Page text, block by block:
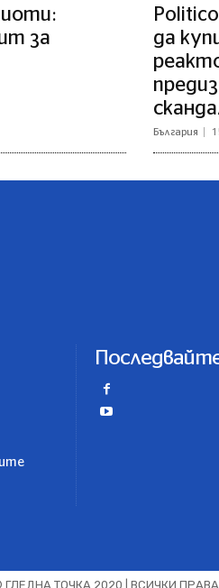
за
да
България
ГЛЕДНА ТОЧКА 2020 | ВСИЧКИ